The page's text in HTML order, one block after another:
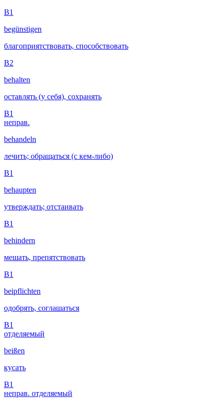
B1
begünstigen
благоприятствовать, способствовать
B2
behalten
оставлять (у себя), сохранять
B1
неправ.
behandeln
лечить; обращаться (с кем-либо)
B1
behaupten
утверждать; отстаивать
B1
behindern
мешать, препятствовать
B1
beipflichten
одобрять, соглашаться
B1
отделяемый
beißen
кусать
B1
неправ. отделяемый